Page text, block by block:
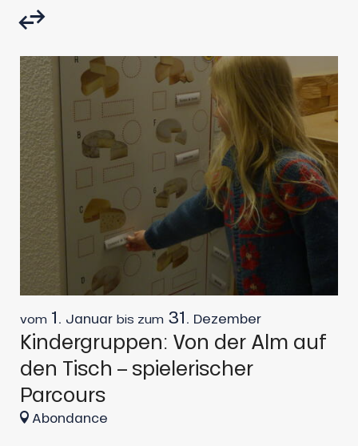
vom 1. Januar bis zum 31. Dezember
Kindergruppen: Von der Alm auf
den Tisch – spielerischer
Parcours
Abondance